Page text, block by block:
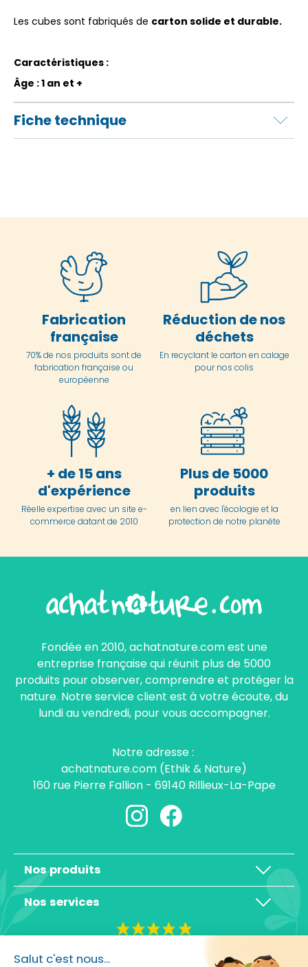
Salut c'est nous...
Les cubes sont fabriqués de carton solide et durable.
Caractéristiques :
Âge : 1 an et +
Fiche technique
Fabrication
française
70% de nos produits sont de
fabrication française ou
européenne
Réduction de nos
déchets
En recyclant le carton en calage
pour nos colis
+ de 15 ans
d'expérience
Réelle expertise avec un site e-
commerce datant de 2010
Plus de 5000
produits
en lien avec l'écologie et la
protection de notre planète
Fondée en 2010, achatnature.com est une
entreprise française qui réunit plus de 5000
produits pour observer, comprendre et protéger la
nature. Notre service client est à votre écoute, du
lundi au vendredi, pour vous accompagner.
Notre adresse :
achatnature.com (Ethik & Nature)
160 rue Pierre Fallion - 69140 Rillieux-La-Pape
Nos produits
Nos services